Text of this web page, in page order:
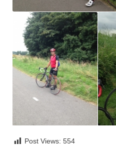
Post Views: 554